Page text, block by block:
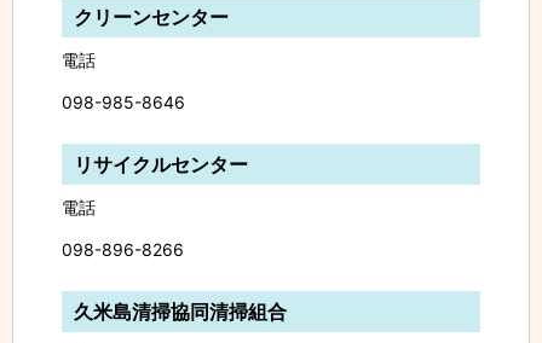
クリーンセンター
電話
098-985-8646
リサイクルセンター
電話
098-896-8266
久米島清掃協同清掃組合